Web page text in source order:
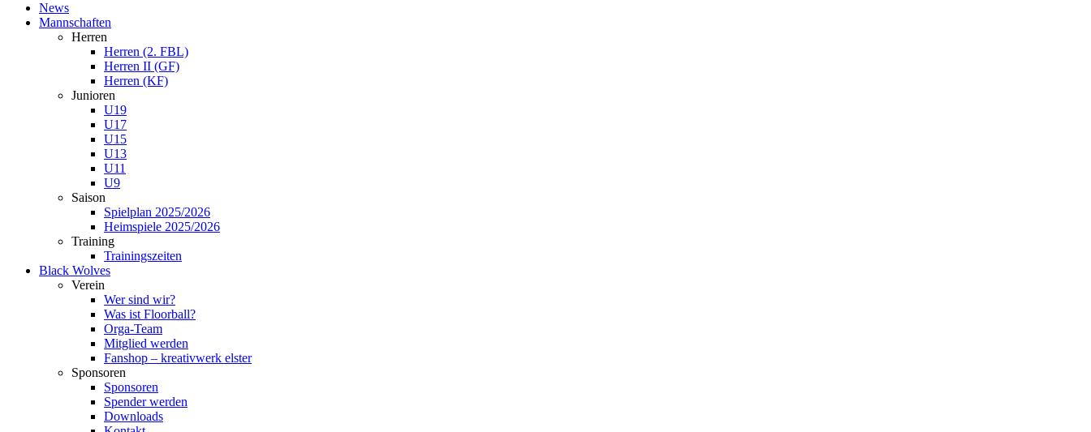
News
Mannschaften
Herren
Herren (2. FBL)
Herren II (GF)
Herren (KF)
Junioren
U19
U17
U15
U13
U11
U9
Saison
Spielplan 2025/2026
Heimspiele 2025/2026
Training
Trainingszeiten
Black Wolves
Verein
Wer sind wir?
Was ist Floorball?
Orga-Team
Mitglied werden
Fanshop – kreativwerk elster
Sponsoren
Sponsoren
Spender werden
Downloads